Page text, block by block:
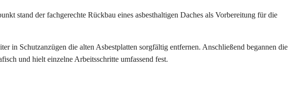
stand der fachgerechte Rückbau eines asbesthaltigen Daches als Vorbereitung für die
in Schutzanzügen die alten Asbestplatten sorgfältig entfernen. Anschließend begannen die
und hielt einzelne Arbeitsschritte umfassend fest.